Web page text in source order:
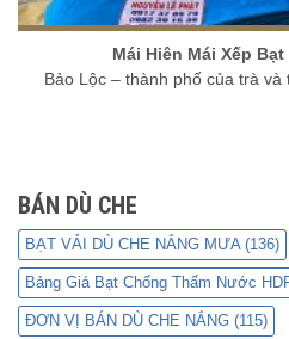
Mái Hiên Mái Xếp
Bảo Lộc – thành phố của trà
BÁN DÙ CHE
BẠT VẢI DÙ CHE NẮNG MƯA (136)
Bảng Giá Bạt Chống Thấm Nước
ĐƠN VỊ BÁN DÙ CHE NẮNG (115)